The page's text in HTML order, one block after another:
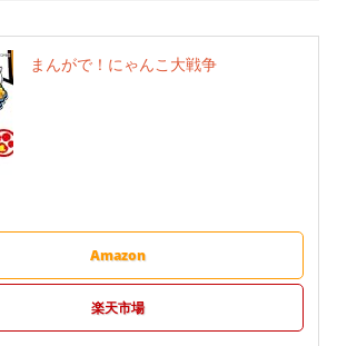
まんがで！にゃんこ大戦争
Amazon
楽天市場